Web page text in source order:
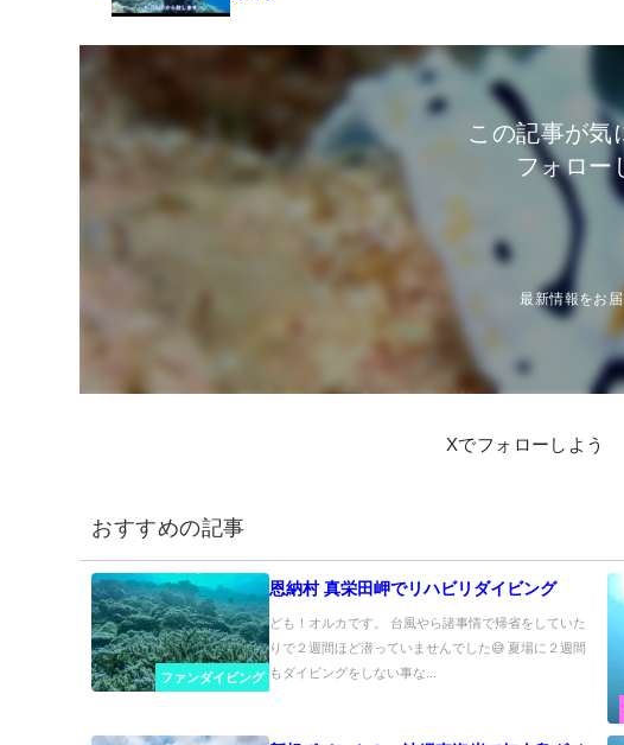
この記事が気
フォロー
最新情報をお
Xでフォローしよう
おすすめの記事
ファンダイビング
恩納村 真栄田岬でリハビリダイビング
ども！オルカです。 台風やら諸事情で帰省をしていた
りで２週間ほど潜っていませんでした😅 夏場に２週間
もダイビングをしない事な...